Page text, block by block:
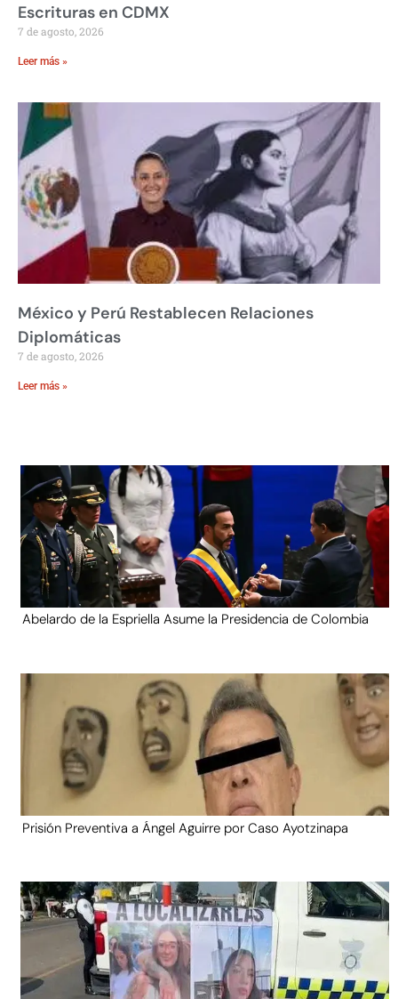
Escrituras en CDMX
7 de agosto, 2026
Leer más »
México y Perú Restablecen Relaciones
Diplomáticas
7 de agosto, 2026
Leer más »
Abelardo de la Espriella Asume la Presidencia de Colombia
Prisión Preventiva a Ángel Aguirre por Caso Ayotzinapa